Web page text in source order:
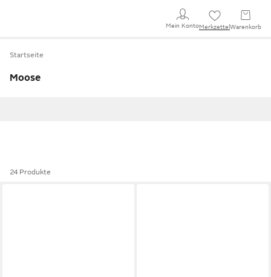
Mein KontoMerkzettel Warenkorb
Startseite
Moose
24 Produkte